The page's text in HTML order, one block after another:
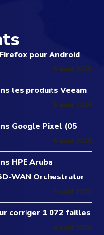
pour Android
5 août 2026
les produits Veeam
5 août 2026
Google Pixel (05
5 août 2026
HPE Aruba
WAN Orchestrator
5 août 2026
corriger 1 072 failles
4 août 2026